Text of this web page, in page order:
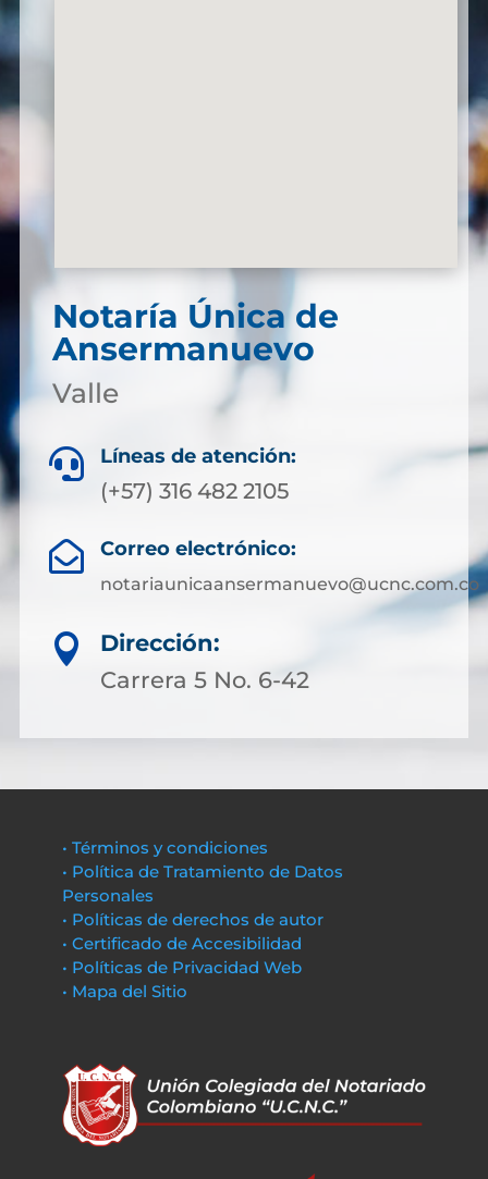
Notaría Única de
Ansermanuevo
Valle
 Líneas de atención:
(+57) 316 482 2105
 Correo electrónico:
notariaunicaansermanuevo@ucnc.com.co

Dirección:
Carrera 5 No. 6-42
• Términos y condiciones
• Política de Tratamiento de Datos
Personales
• Políticas de derechos de autor
• Certificado de Accesibilidad
• Políticas de Privacidad Web
• Mapa del Sitio